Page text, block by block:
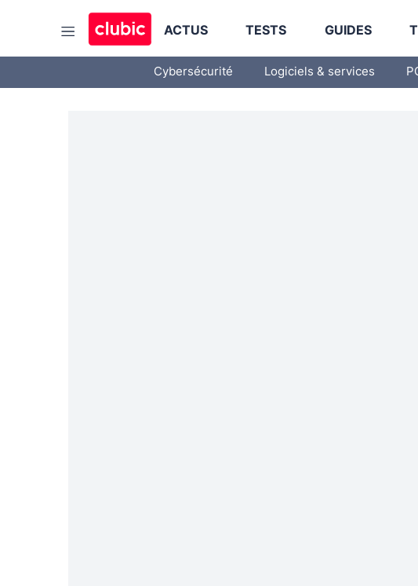
ACTUS TESTS GUIDES
Cybersécurité Logiciels & services